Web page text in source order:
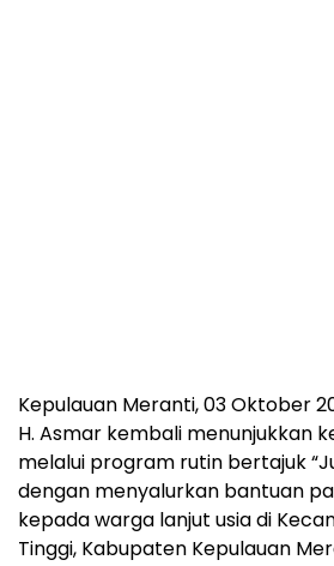
Kepulauan Meranti, 03 Oktober
H. Asmar kembali menunjukkan
melalui program rutin bertajuk
dengan menyalurkan bantuan
kepada warga lanjut usia di
Tinggi, Kabupaten Kepulauan